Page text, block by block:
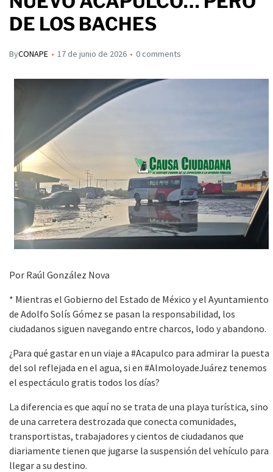
DE LOS BACHES
ByCONAPE 17 de junio de 2026 0 comments
Por Raúl González Nova
* Mientras el Gobierno del Estado de México y el Ayuntamiento
de Adolfo Solís Gómez se pasan la responsabilidad, los
ciudadanos siguen navegando entre charcos, lodo y abandono.
¿Para qué gastar en un viaje a #Acapulco para admirar la puesta
del sol reflejada en el agua, si en #AlmoloyadeJuárez tenemos
el espectáculo gratis todos los días?
La diferencia es que aquí no se trata de una playa turística, sino
de una carretera destrozada que conecta comunidades,
transportistas, trabajadores y cientos de ciudadanos que
diariamente tienen que jugarse la suspensión del vehículo para
llegar a su destino.